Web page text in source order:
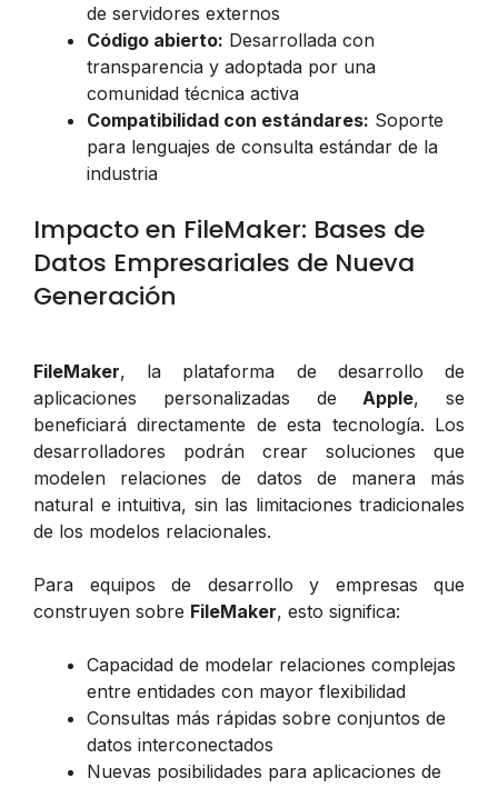
de servidores externos
Código abierto: Desarrollada con
transparencia y adoptada por una
comunidad técnica activa
Compatibilidad con estándares: Soporte
para lenguajes de consulta estándar de la
industria
Impacto en FileMaker: Bases de
Datos Empresariales de Nueva
Generación
FileMaker, la plataforma de desarrollo de
aplicaciones personalizadas de Apple, se
beneficiará directamente de esta tecnología. Los
desarrolladores podrán crear soluciones que
modelen relaciones de datos de manera más
natural e intuitiva, sin las limitaciones tradicionales
de los modelos relacionales.
Para equipos de desarrollo y empresas que
construyen sobre FileMaker, esto significa:
Capacidad de modelar relaciones complejas
entre entidades con mayor flexibilidad
Consultas más rápidas sobre conjuntos de
datos interconectados
Nuevas posibilidades para aplicaciones de